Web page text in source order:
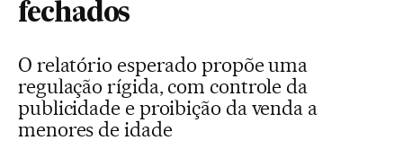
fechados
O relatório esperado propõe uma
regulação rígida, com controle da
publicidade e proibição da venda a
menores de idade